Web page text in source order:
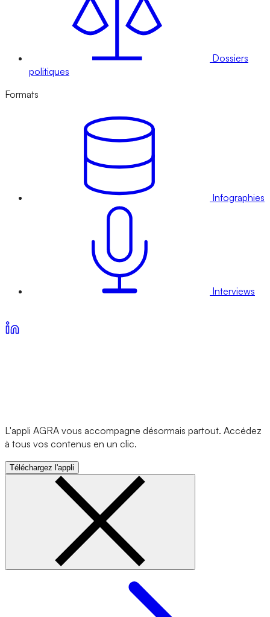
Dossiers
politiques
Formats
Infographies
Interviews
L'appli AGRA vous accompagne désormais partout. Accédez
à tous vos contenus en un clic.
Téléchargez l'appli